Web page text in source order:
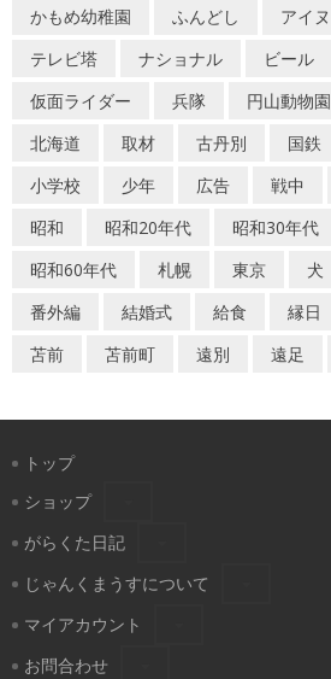
シ
ョ
ン
かもめ幼稚園 ふんどし アイヌ
テレビ塔
ナショナル ビール
仮面ライダー
兵隊 円山動物園
北海道
取材 古丹別 国鉄
小学校
少年 広告 戦中
昭和
昭和20年代 昭和30年代
昭和60年代
札幌 東京 犬
番外編
結婚式 給食 縁日
苫前
苫前町 遠別 遠足
トップ
ショップ
がらくた日記
じゃんくまうすについて
マイアカウント
お問合わせ